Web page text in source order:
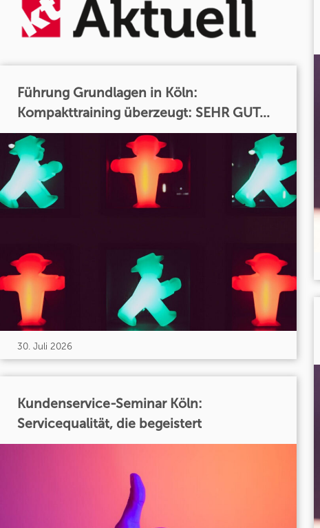
Führung Grundlagen in Köln:
Kompakttraining überzeugt: SEHR GUT...
30. Juli 2026
Kundenservice-Seminar Köln:
Servicequalität, die begeistert